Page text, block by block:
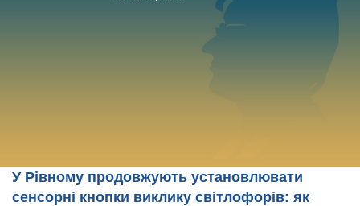
У Рівному продовжують установлювати
сенсорні кнопки виклику світлофорів: як